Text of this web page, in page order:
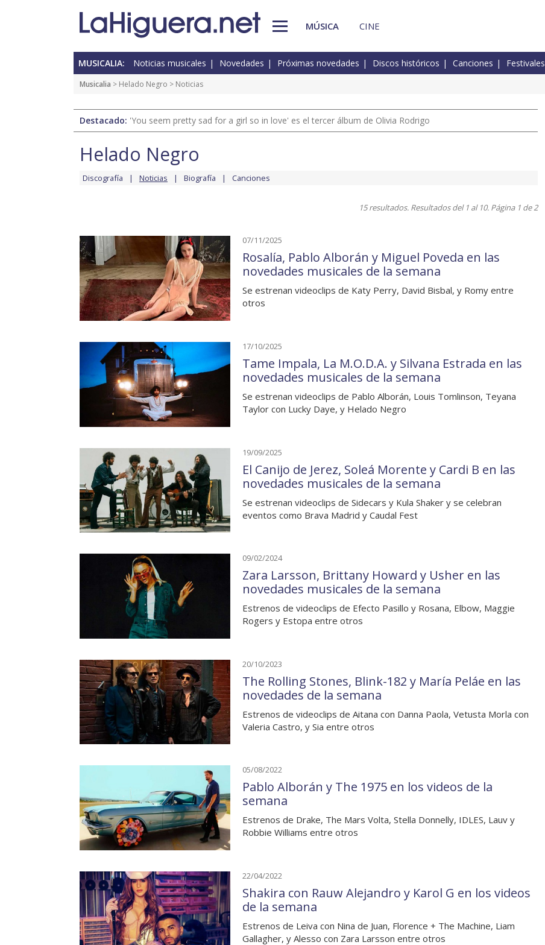
MÚSICA CINE
MUSICALIA: Noticias musicales Novedades Próximas novedades Discos históricos Canciones Festivales
Musicalia > Helado Negro > Noticias
Destacado: 'You seem pretty sad for a girl so in love' es el tercer álbum de Olivia Rodrigo
Helado Negro
Discografía Noticias Biografía Canciones
15 resultados. Resultados del 1 al 10. Página 1 de 2
07/11/2025
Rosalía, Pablo Alborán y Miguel Poveda en las
novedades musicales de la semana
Se estrenan videoclips de Katy Perry, David Bisbal, y Romy entre
otros
17/10/2025
Tame Impala, La M.O.D.A. y Silvana Estrada en las
novedades musicales de la semana
Se estrenan videoclips de Pablo Alborán, Louis Tomlinson, Teyana
Taylor con Lucky Daye, y Helado Negro
19/09/2025
El Canijo de Jerez, Soleá Morente y Cardi B en las
novedades musicales de la semana
Se estrenan videoclips de Sidecars y Kula Shaker y se celebran
eventos como Brava Madrid y Caudal Fest
09/02/2024
Zara Larsson, Brittany Howard y Usher en las
novedades musicales de la semana
Estrenos de videoclips de Efecto Pasillo y Rosana, Elbow, Maggie
Rogers y Estopa entre otros
20/10/2023
The Rolling Stones, Blink-182 y María Peláe en las
novedades de la semana
Estrenos de videoclips de Aitana con Danna Paola, Vetusta Morla con
Valeria Castro, y Sia entre otros
05/08/2022
Pablo Alborán y The 1975 en los videos de la
semana
Estrenos de Drake, The Mars Volta, Stella Donnelly, IDLES, Lauv y
Robbie Williams entre otros
22/04/2022
Shakira con Rauw Alejandro y Karol G en los videos
de la semana
Estrenos de Leiva con Nina de Juan, Florence + The Machine, Liam
Gallagher, y Alesso con Zara Larsson entre otros